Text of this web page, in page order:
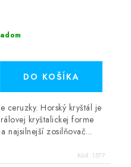
DO KOŠÍKA
ceruzky. Horský kryštál je
kryštalickej forme
najsilnejší zosilňovač...
Kód: 1577